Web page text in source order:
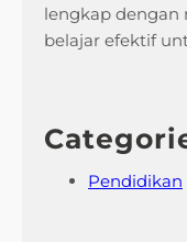
lengkap dengan
belajar efektif
Pendidikan